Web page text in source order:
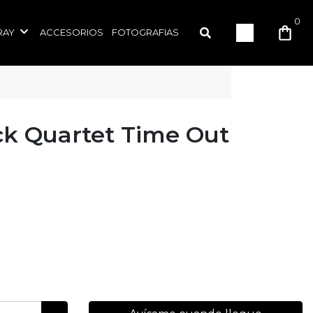
ACCESORIOS FOTOGRAFIAS
0
Quartet Time Out